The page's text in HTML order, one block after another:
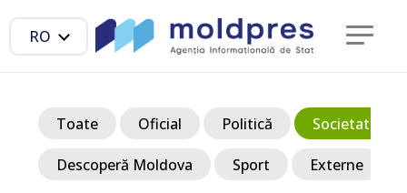
RO
Toate Oficial Politică Societate
Descoperă Moldova Sport Externe